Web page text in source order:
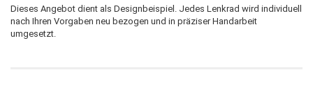
Dieses Angebot dient als Designbeispiel. Jedes Lenkrad wird individuell
nach Ihren Vorgaben neu bezogen und in präziser Handarbeit
umgesetzt.